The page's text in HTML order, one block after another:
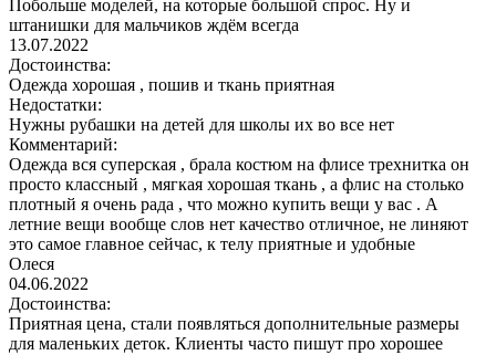
Побольше моделей, на которые большой спрос. Ну и
штанишки для мальчиков ждём всегда
13.07.2022
Достоинства:
Одежда хорошая , пошив и ткань приятная
Недостатки:
Нужны рубашки на детей для школы их во все нет
Комментарий:
Одежда вся суперская , брала костюм на флисе трехнитка он
просто классный , мягкая хорошая ткань , а флис на столько
плотный я очень рада , что можно купить вещи у вас . А
летние вещи вообще слов нет качество отличное, не линяют
это самое главное сейчас, к телу приятные и удобные
Олеся
04.06.2022
Достоинства:
Приятная цена, стали появляться дополнительные размеры
для маленьких деток. Клиенты часто пишут про хорошее